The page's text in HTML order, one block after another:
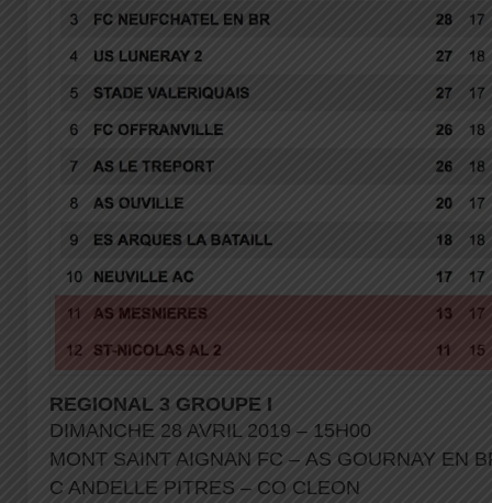
REGIONAL 3 GROUPE I
DIMANCHE 28 AVRIL 2019 – 15H00
MONT SAINT AIGNAN FC – AS GOURNAY EN
C ANDELLE PITRES – CO CLEON